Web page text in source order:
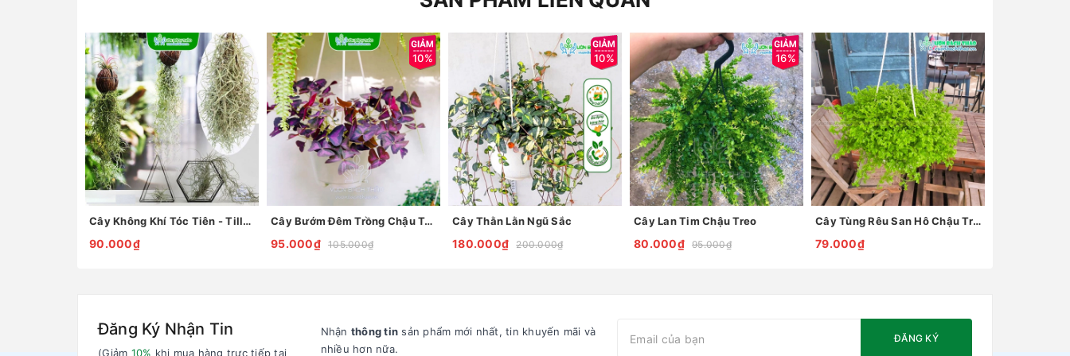
Cây Không Khí Tóc Tiên - Tillandsia Usneoides
90.000₫
10%
Cây Bướm Đêm Trồng Chậu Treo
95.000₫ 105.000₫
10%
Cây Thằn Lằn Ngũ Sắc
180.000₫ 200.000₫
16%
Cây Lan Tim Chậu Treo
80.000₫ 95.000₫
Cây Tùng Rêu San Hô Chậu Treo
79.000₫
Đăng Ký Nhận Tin
(Giảm 10% khi mua hàng trực tiếp tại
Nhận thông tin sản phẩm mới nhất, tin khuyến mãi và
nhiều hơn nữa.
ĐĂNG KÝ